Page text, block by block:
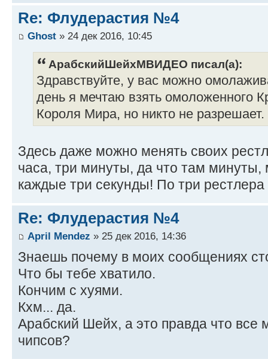
Re: Флудерастия №4
Ghost » 24 дек 2016, 10:45
АрабскийШейхМВИДЕО писал(а):
Здравствуйте, у вас можно
день я мечтаю взять омоложенного
Короля Мира, но никто не разрешает.
Здесь даже можно менять своих
часа, три минуты, да что там
каждые три секунды! По три
Re: Флудерастия №4
April Mendez » 25 дек 2016, 14:36
Знаешь почему в моих сообщениях
Что бы тебе хватило.
Кончим с хуями.
Кхм... да.
Арабский Шейх, а это правда что все
чипсов?